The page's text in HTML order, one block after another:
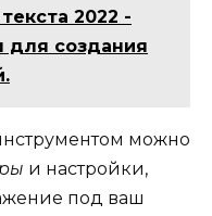
2022 -
для создания
можно
и настройки,
под ваш